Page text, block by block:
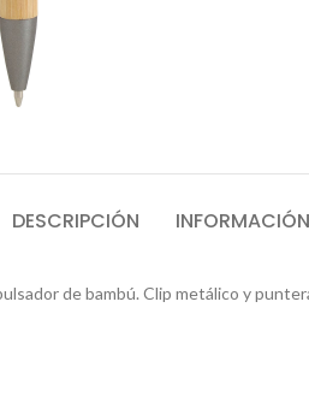
DESCRIPCIÓN
de bambú. Clip metálico y